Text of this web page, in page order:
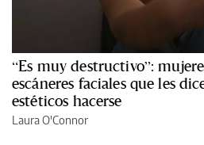
“Es muy destructivo”:
escáneres faciales que les
estéticos hacerse
Laura O'Connor